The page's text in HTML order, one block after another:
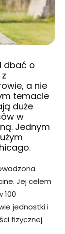
dbać o
a nie
temacie
duże
w
Jednym
Jej celem
100
jednostki i
fizycznej.